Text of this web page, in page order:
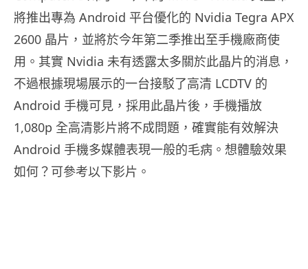
將推出專為 Android 平台優化的 Nvidia Tegra APX
2600 晶片，並將於今年第二季推出至手機廠商使
用。其實 Nvidia 未有透露太多關於此晶片的消息，
不過根據現場展示的一台接駁了高清 LCDTV 的
Android 手機可見，採用此晶片後，手機播放
1,080p 全高清影片將不成問題，確實能有效解決
Android 手機多媒體表現一般的毛病。想體驗效果
如何？可參考以下影片。